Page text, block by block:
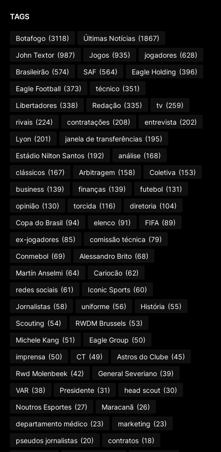
TAGS
Botafogo (3118) Últimas Notícias (1867)
John Textor (987) Jogos (935) jogadores (628)
Brasileirão (574) SAF (564) Eagle Holding (396)
Eagle Football (373) técnico (351)
Libertadores (338) Redação (335) tv (259)
rivais (224) contratações (208) entrevista (202)
Lyon (201) janela de transferências (195)
Estádio Nilton Santos (192) análise (168)
clássicos (167) Arbitragem (158) Coletiva (153)
business (139) finanças (139) futebol (131)
opinião (130) torcida (116) diretoria (104)
Copa do Brasil (94) elenco (91) FIFA (89)
ex-jogadores (85) comissão técnica (79)
Conmebol (69) Alessandro Brito (68)
Martín Anselmi (64) Cariocão (62)
redes sociais (61) Iconic Sports (60)
Jornalistas (58) uniforme (56) História (55)
Scouting (54) RWDM Brussels (53)
Michele Kang (51) Eagle Group (50)
imprensa (50) CT (49) Astros do Clube (45)
Rwd Molenbeek (42) General Severiano (39)
VAR (38) Presidente (31) head scout (30)
Noutros Esportes (27) Maracanã (26)
departamento médico (23) marketing (23)
pseudos jornalistas (20) contratos (18)